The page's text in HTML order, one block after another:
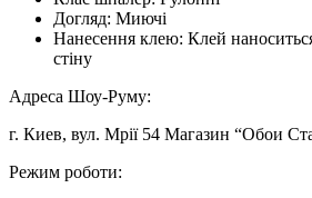
Догляд: Миючі
Нанесення клею: Клей
стіну
Адреса Шоу-Руму:
г. Киев, вул. Мрії 54 Магазин “Обои
Режим роботи: